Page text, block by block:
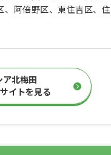
、阿倍野区、東住吉区、住
ア北梅田
イトを見る